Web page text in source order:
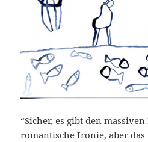
“Sicher, es gibt den
romantische Ironie, aber